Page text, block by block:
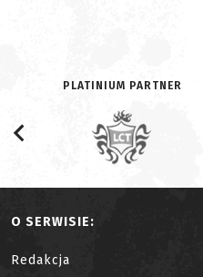
PLATINIUM PARTNER
O SERWISIE:
Redakcja